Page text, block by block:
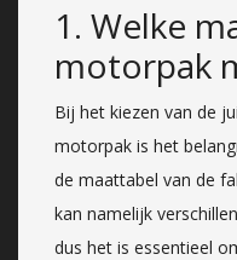
1. Welke
motorpak
Bij het kiezen van de
motorpak is het
de maattabel van de
kan namelijk
dus het is essentieel